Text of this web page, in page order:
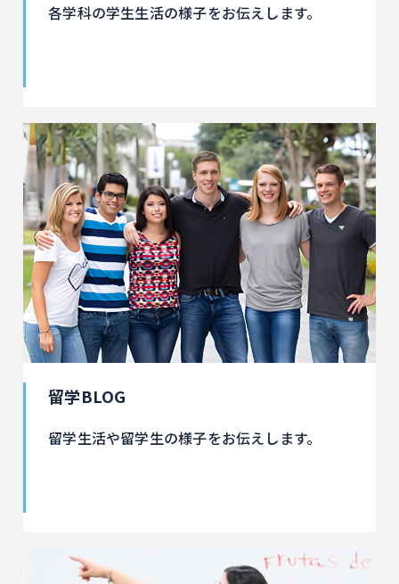
各学科の学生生活の様子をお伝えします。
留学BLOG
留学生活や留学生の様子をお伝えします。